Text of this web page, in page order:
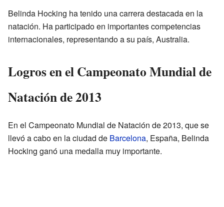
Belinda Hocking ha tenido una carrera destacada en la
natación. Ha participado en importantes competencias
internacionales, representando a su país, Australia.
Logros en el Campeonato Mundial de
Natación de 2013
En el Campeonato Mundial de Natación de 2013, que se
llevó a cabo en la ciudad de Barcelona, España, Belinda
Hocking ganó una medalla muy importante.